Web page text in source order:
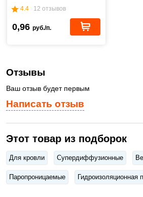
4.4 12 отзывов
0,96 руб./п.
Написать отзыв
Отзывы
Ваш отзыв будет первым
Этот товар из подборок
Для кровли Супердиффузионные
Паропроницаемые Гидроизоляционная